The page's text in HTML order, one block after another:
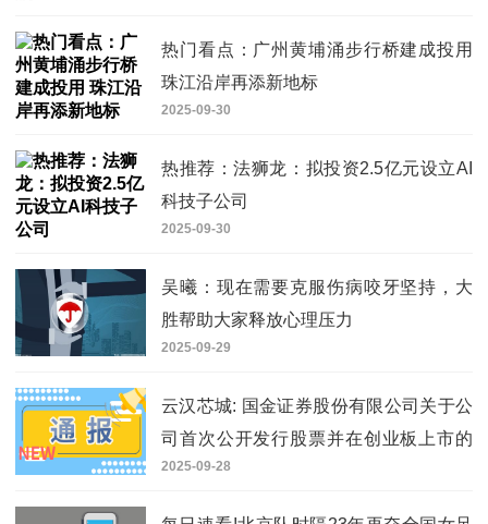
热门看点：广州黄埔涌步行桥建成投用
珠江沿岸再添新地标
2025-09-30
热推荐：法狮龙：拟投资2.5亿元设立AI
科技子公司
2025-09-30
吴曦：现在需要克服伤病咬牙坚持，大
胜帮助大家释放心理压力
2025-09-29
云汉芯城: 国金证券股份有限公司关于公
司首次公开发行股票并在创业板上市的
上市保荐书内容摘要
2025-09-28